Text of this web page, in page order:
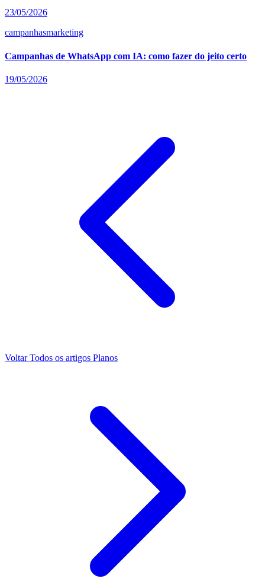
23/05/2026
campanhasmarketing
Campanhas de WhatsApp com IA: como fazer do jeito certo
19/05/2026
VoltarTodos os artigos Planos